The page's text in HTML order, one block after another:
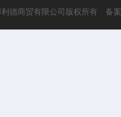
德商贸有限公司版权所有 备